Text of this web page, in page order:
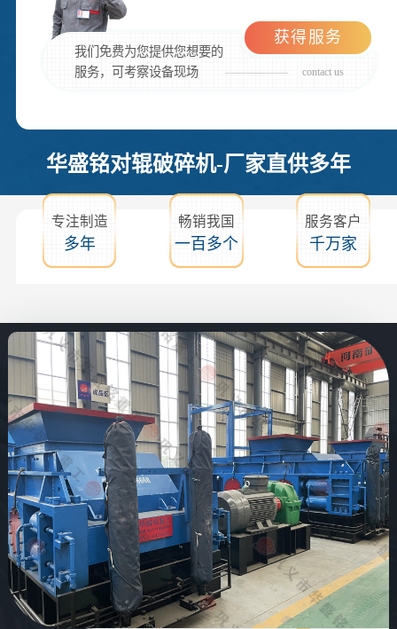
我们免费为您提供您想要的
服务，可考察设备现场
contact us
获得服务
华盛铭对辊破碎机-厂家直供多年
专注制造
多年
畅销我国
一百多个
服务客户
千万家